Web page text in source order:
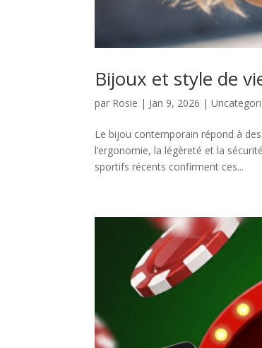
Bijoux et style de
par Rosie | Jan 9, 2026 |
Le bijou contemporain répond à
l’ergonomie, la légèreté et la
sportifs récents confirment ces...